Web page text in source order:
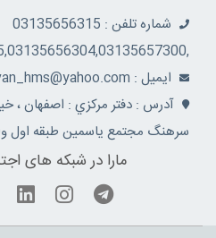
شماره تلفن : 03135656315
,03135657355,03135656304,03135657300
ايميل : Javan_hms@yahoo.com
آدرس : دفتر مرکزي : اصفهان ،
سرهنگ مجتمع ياسمين طبقه اول
مارا در شبکه های